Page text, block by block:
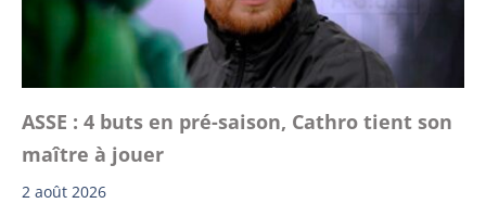
ASSE : 4 buts en pré-saison, Cathro tient son
maître à jouer
2 août 2026